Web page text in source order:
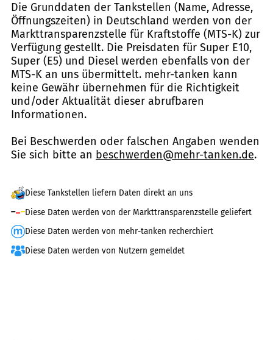
Die Grunddaten der Tankstellen (Name, Adresse,
Öffnungszeiten) in Deutschland werden von der
Markttransparenzstelle für Kraftstoffe (MTS-K) zur
Verfügung gestellt. Die Preisdaten für Super E10,
Super (E5) und Diesel werden ebenfalls von der
MTS-K an uns übermittelt. mehr-tanken kann
keine Gewähr übernehmen für die Richtigkeit
und/oder Aktualität dieser abrufbaren
Informationen.
Bei Beschwerden oder falschen Angaben wenden
Sie sich bitte an beschwerden@mehr-tanken.de.
Diese Tankstellen liefern Daten direkt an uns
Diese Daten werden von der Markttransparenzstelle geliefert
Diese Daten werden von mehr-tanken recherchiert
Diese Daten werden von Nutzern gemeldet